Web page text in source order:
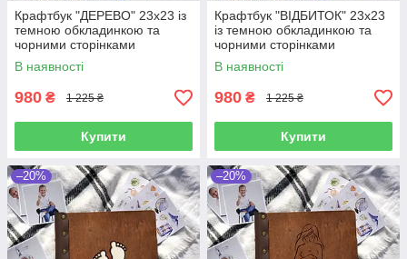
Крафтбук "ДЕРЕВО" 23x23 із
темною обкладинкою та
чорними сторінками
В наявності
980 ₴ 1 225 ₴
Купити
Крафтбук "ВІДБИТОК" 23x23
із темною обкладинкою та
чорними сторінками
В наявності
980 ₴ 1 225 ₴
Купити
–20% –20%